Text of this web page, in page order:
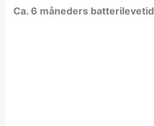
Ca. 6 måneders batterilevetid